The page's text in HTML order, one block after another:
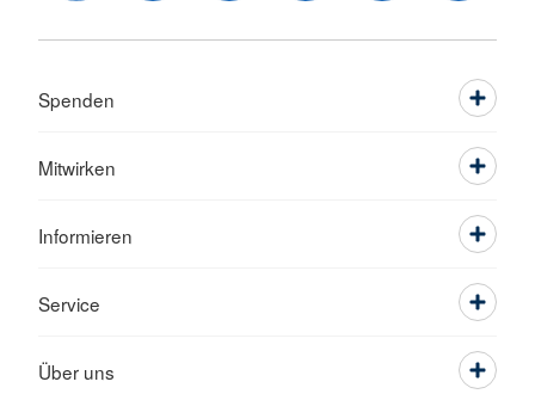
Spenden
Mitwirken
Informieren
Service
Über uns